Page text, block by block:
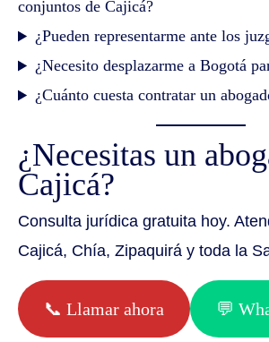
conjuntos de Cajicá?
¿Pueden representarme ante los
¿Necesito desplazarme a Bogotá
¿Cuánto cuesta contratar un
¿Necesitas un
Cajicá?
Consulta jurídica gratuita hoy.
Cajicá, Chía, Zipaquirá y toda la
📞 Llamar ahora 💬